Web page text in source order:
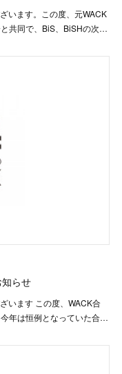
います。この度、元WACK
共同で、BiS、BiSHの次…
らせ
います この度、WACK合
年は恒例となっていた合…